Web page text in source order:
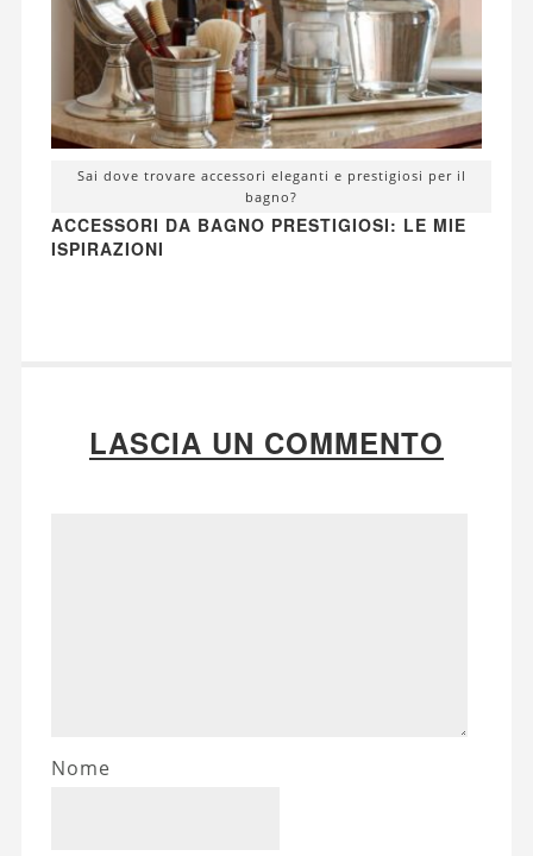
Sai dove trovare accessori eleganti e prestigiosi per il
bagno?
ACCESSORI DA BAGNO PRESTIGIOSI: LE MIE
ISPIRAZIONI
LASCIA UN COMMENTO
Nome